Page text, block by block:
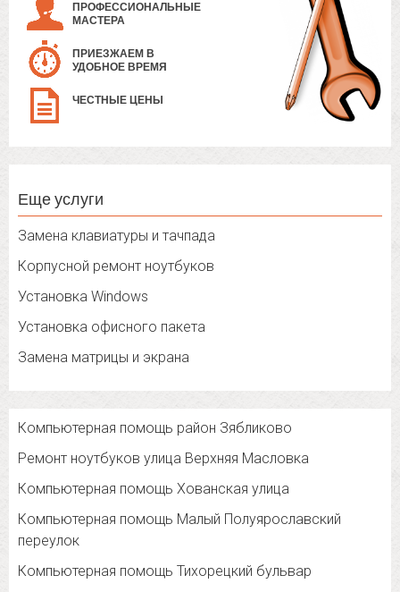
ПРОФЕССИОНАЛЬНЫЕ
МАСТЕРА
ПРИЕЗЖАЕМ В
УДОБНОЕ ВРЕМЯ
ЧЕСТНЫЕ ЦЕНЫ
Еще услуги
Замена клавиатуры и тачпада
Корпусной ремонт ноутбуков
Установка Windows
Установка офисного пакета
Замена матрицы и экрана
Компьютерная помощь район Зябликово
Ремонт ноутбуков улица Верхняя Масловка
Компьютерная помощь Хованская улица
Компьютерная помощь Малый Полуярославский
переулок
Компьютерная помощь Тихорецкий бульвар